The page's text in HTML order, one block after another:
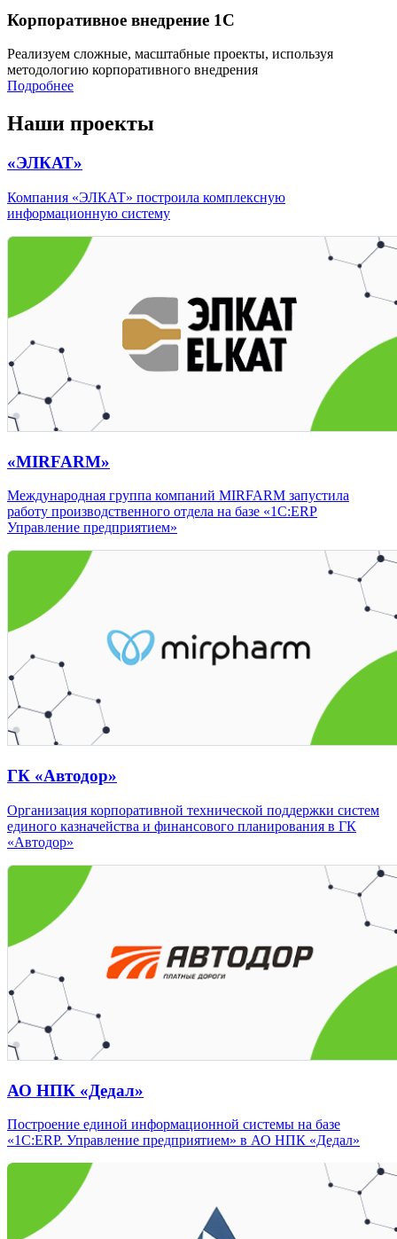
Корпоративное внедрение 1С
Реализуем сложные, масштабные проекты, используя
методологию корпоративного внедрения
Подробнее
Наши проекты
«ЭЛКАТ»
Компания «ЭЛКАТ» построила комплексную
информационную систему
«MIRFARM»
Международная группа компаний MIRFARM запустила
работу производственного отдела на базе «1С:ERP
Управление предприятием»
ГК «Автодор»
Организация корпоративной технической поддержки систем
единого казначейства и финансового планирования в ГК
«Автодор»
АО НПК «Дедал»
Построение единой информационной системы на базе
«1С:ERP. Управление предприятием» в АО НПК «Дедал»